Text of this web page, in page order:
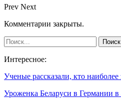
Prev Next
Комментарии закрыты.
Интересное:
Ученые рассказали, кто
Уроженка Беларуси в Германии